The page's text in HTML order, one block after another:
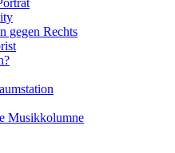
gegen Rechts
Musikkolumne